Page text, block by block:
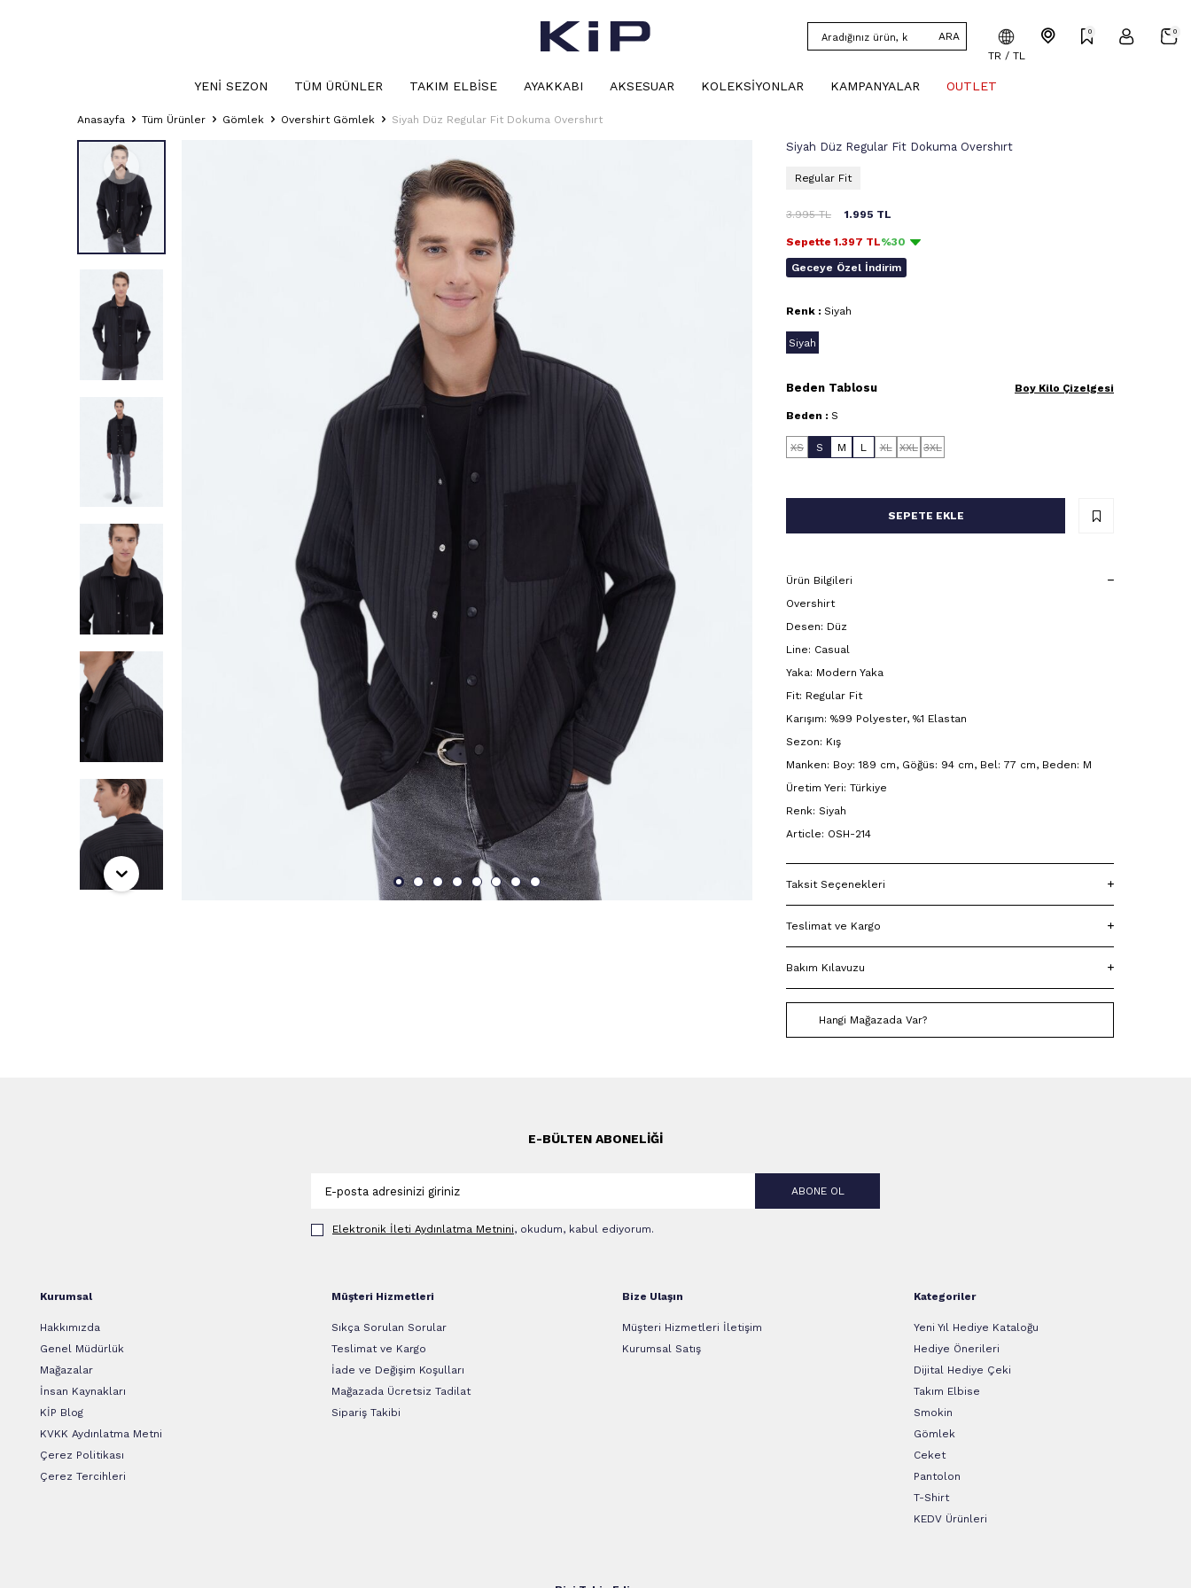
ARA
TR / TL
0 0
YENI SEZON TÜM ÜRÜNLER TAKIM ELBISE AYAKKABI AKSESUAR KOLEKSIYONLAR KAMPANYALAR OUTLET
Anasayfa Tüm Ürünler Gömlek Overshirt Gömlek Siyah Düz Regular Fit Dokuma Overshırt
Siyah Düz Regular Fit Dokuma Overshırt
Regular Fit
3.995TL 1.995 TL
Sepette 1.397 TL%30
Geceye Özel İndirim
Renk : Siyah
Siyah
Beden Tablosu Boy Kilo Çizelgesi
Beden : S
XS S M L XL XXL 3XL
SEPETE EKLE
Ürün Bilgileri
Overshirt
Desen: Düz
Line: Casual
Yaka: Modern Yaka
Fit: Regular Fit
Karışım: %99 Polyester, %1 Elastan
Sezon: Kış
Manken: Boy: 189 cm, Göğüs: 94 cm, Bel: 77 cm, Beden: M
Üretim Yeri: Türkiye
Renk: Siyah
Article: OSH-214
Taksit Seçenekleri
Teslimat ve Kargo
Bakım Kılavuzu
Hangi Mağazada Var?
E-BÜLTEN ABONELIĞI
ABONE OL
Elektronik İleti Aydınlatma Metni‌ni, okudum, kabul ediyorum.
Kurumsal
Hakkımızda
Genel Müdürlük
Mağazalar
İnsan Kaynakları
KİP Blog
KVKK Aydınlatma Metni
Çerez Politikası
Çerez Tercihleri
Müşteri Hizmetleri
Sıkça Sorulan Sorular
Teslimat ve Kargo
İade ve Değişim Koşulları
Mağazada Ücretsiz Tadilat
Sipariş Takibi
Bize Ulaşın
Müşteri Hizmetleri İletişim
Kurumsal Satış
Kategoriler
Yeni Yıl Hediye Kataloğu
Hediye Önerileri
Dijital Hediye Çeki
Takım Elbise
Smokin
Gömlek
Ceket
Pantolon
T-Shirt
KEDV Ürünleri